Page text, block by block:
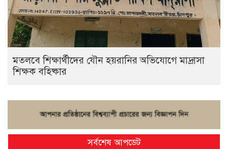
মতলবে শিক্ষার্থীদের যৌন হয়রানির অভিযোগে মাদ্রাসা
শিক্ষক বহিষ্কার
সর্বশেষ আপডেট